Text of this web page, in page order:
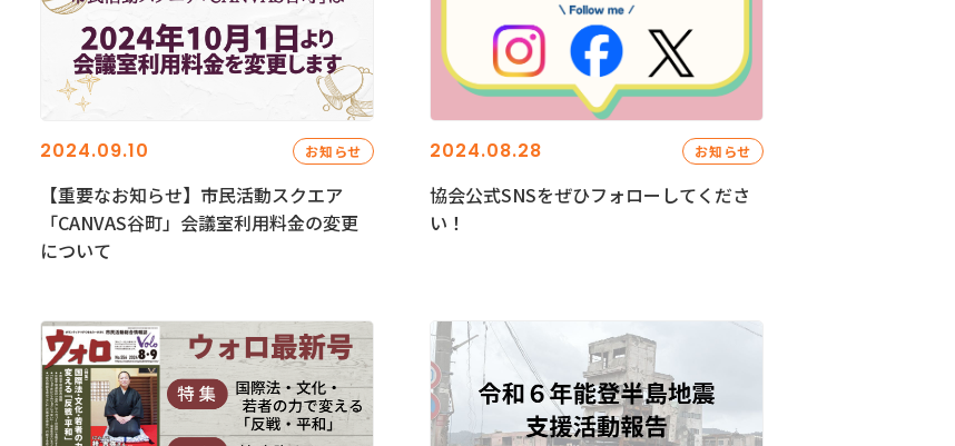
2024.09.10 お知らせ
【重要なお知らせ】市民活動スクエア
「CANVAS谷町」会議室利用料金の変更
について
2024.08.28 お知らせ
協会公式SNSをぜひフォローしてくださ
い！